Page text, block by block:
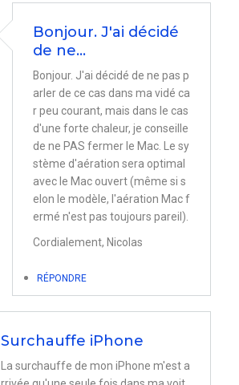
Bonjour. J'ai décidé
de ne…
Bonjour. J'ai décidé de ne pas p
arler de ce cas dans ma vidé ca
r peu courant, mais dans le cas
d'une forte chaleur, je conseille
de ne PAS fermer le Mac. Le sy
stème d'aération sera optimal
avec le Mac ouvert (même si s
elon le modèle, l'aération Mac f
ermé n'est pas toujours pareil).
Cordialement, Nicolas
RÉPONDRE
Surchauffe iPhone
La surchauffe de mon iPhone m'est a